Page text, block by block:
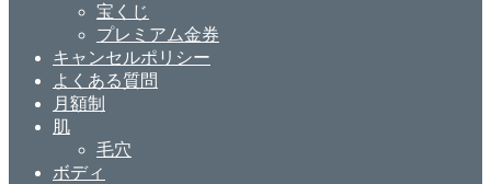
宝くじ
プレミアム金券
キャンセルポリシー
よくある質問
月額制
肌
毛穴
ボディ